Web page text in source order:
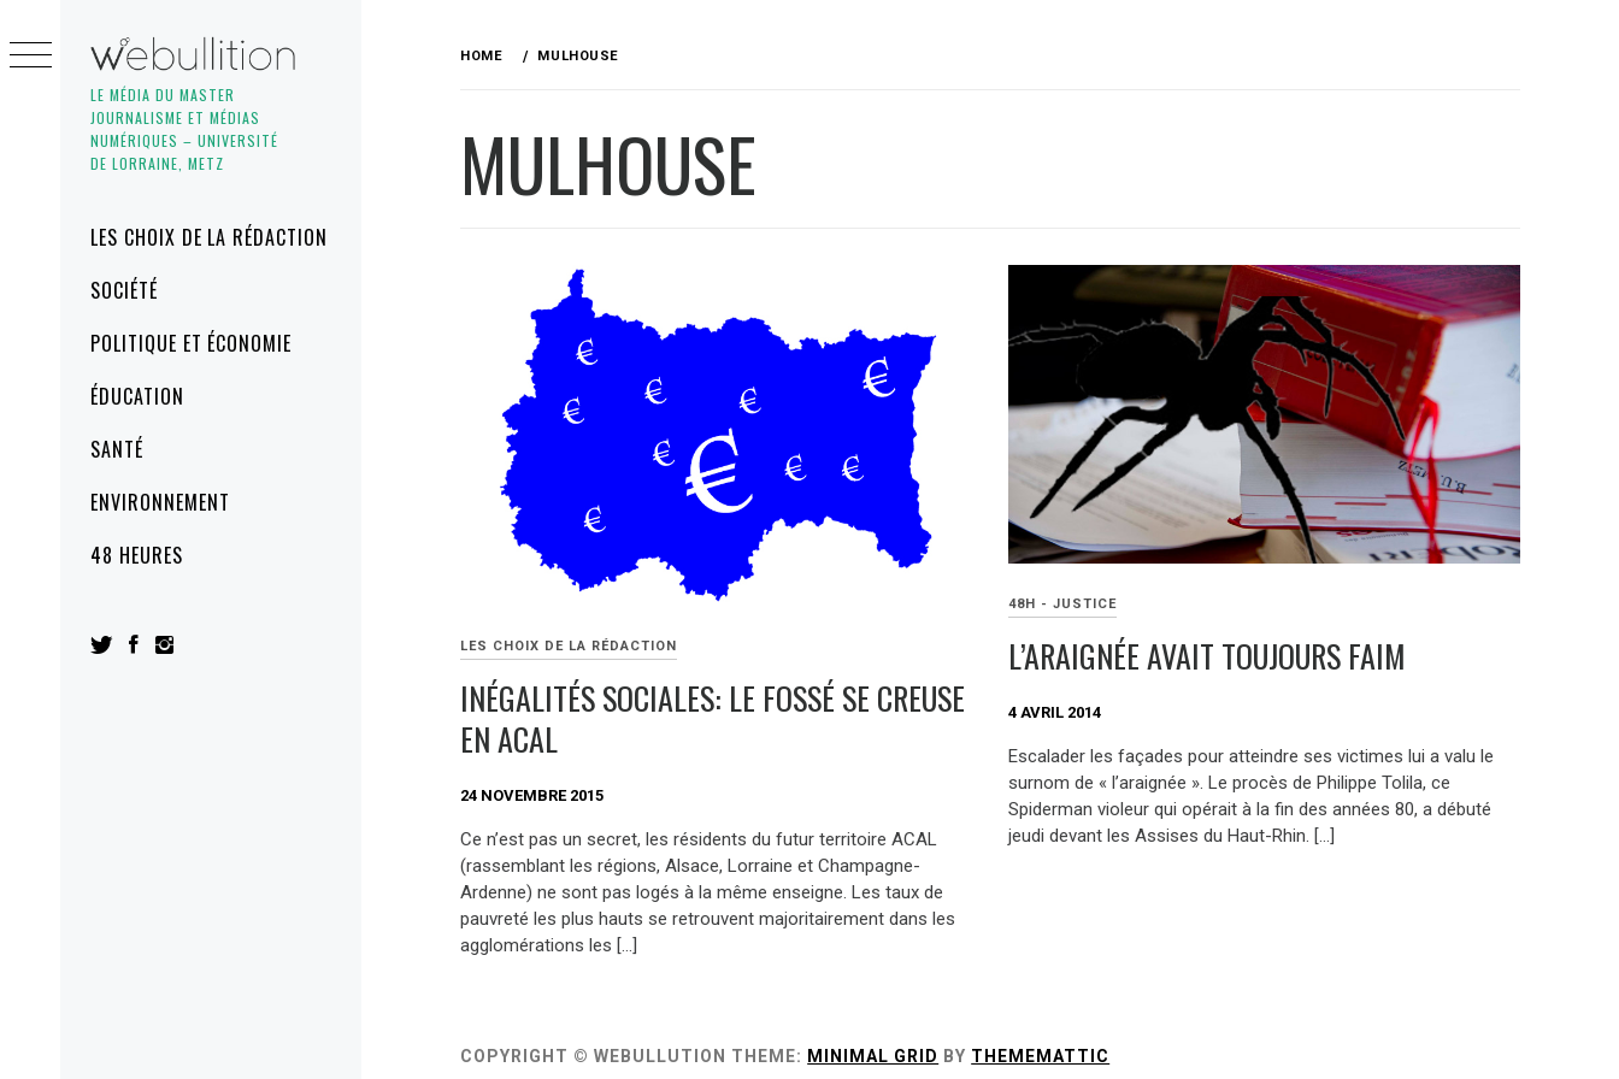
LE MÉDIA DU MASTER
JOURNALISME ET MÉDIAS
NUMÉRIQUES – UNIVERSITÉ
DE LORRAINE, METZ
MenuLES CHOIX DE LA RÉDACTION
SOCIÉTÉ
POLITIQUE ET ÉCONOMIE
ÉDUCATION
SANTÉ
ENVIRONNEMENT
48 HEURES
to
content
HOME MULHOUSE
MULHOUSE
LES CHOIX DE LA RÉDACTION
INÉGALITÉS SOCIALES: LE FOSSÉ SE CREUSE
EN ACAL
24 NOVEMBRE 2015
Ce n’est pas un secret, les résidents du futur territoire ACAL
(rassemblant les régions, Alsace, Lorraine et Champagne-
Ardenne) ne sont pas logés à la même enseigne. Les taux de
pauvreté les plus hauts se retrouvent majoritairement dans les
agglomérations les […]
48H - JUSTICE
L’ARAIGNÉE AVAIT TOUJOURS FAIM
4 AVRIL 2014
Escalader les façades pour atteindre ses victimes lui a valu le
surnom de « l’araignée ». Le procès de Philippe Tolila, ce
Spiderman violeur qui opérait à la fin des années 80, a débuté
jeudi devant les Assises du Haut-Rhin. […]
COPYRIGHT © WEBULLUTION THEME: MINIMAL GRID BY THEMEMATTIC